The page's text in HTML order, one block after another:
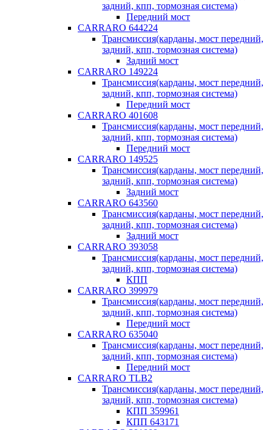
задний, кпп, тормозная система)
Передний мост
CARRARO 644224
Трансмиссия(карданы, мост передний,
задний, кпп, тормозная система)
Задний мост
CARRARO 149224
Трансмиссия(карданы, мост передний,
задний, кпп, тормозная система)
Передний мост
CARRARO 401608
Трансмиссия(карданы, мост передний,
задний, кпп, тормозная система)
Передний мост
CARRARO 149525
Трансмиссия(карданы, мост передний,
задний, кпп, тормозная система)
Задний мост
CARRARO 643560
Трансмиссия(карданы, мост передний,
задний, кпп, тормозная система)
Задний мост
CARRARO 393058
Трансмиссия(карданы, мост передний,
задний, кпп, тормозная система)
КПП
CARRARO 399979
Трансмиссия(карданы, мост передний,
задний, кпп, тормозная система)
Передний мост
CARRARO 635040
Трансмиссия(карданы, мост передний,
задний, кпп, тормозная система)
Передний мост
CARRARO TLB2
Трансмиссия(карданы, мост передний,
задний, кпп, тормозная система)
КПП 359961
КПП 643171